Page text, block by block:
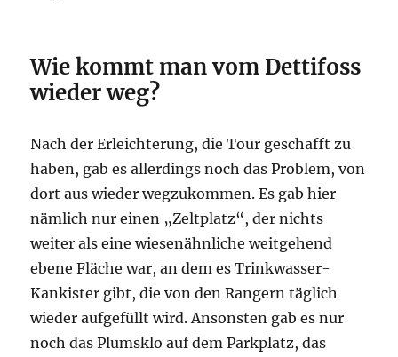
Wie kommt man vom Dettifoss
wieder weg?
Nach der Erleichterung, die Tour geschafft zu
haben, gab es allerdings noch das Problem, von
dort aus wieder wegzukommen. Es gab hier
nämlich nur einen „Zeltplatz“, der nichts
weiter als eine wiesenähnliche weitgehend
ebene Fläche war, an dem es Trinkwasser-
Kankister gibt, die von den Rangern täglich
wieder aufgefüllt wird. Ansonsten gab es nur
noch das Plumsklo auf dem Parkplatz, das